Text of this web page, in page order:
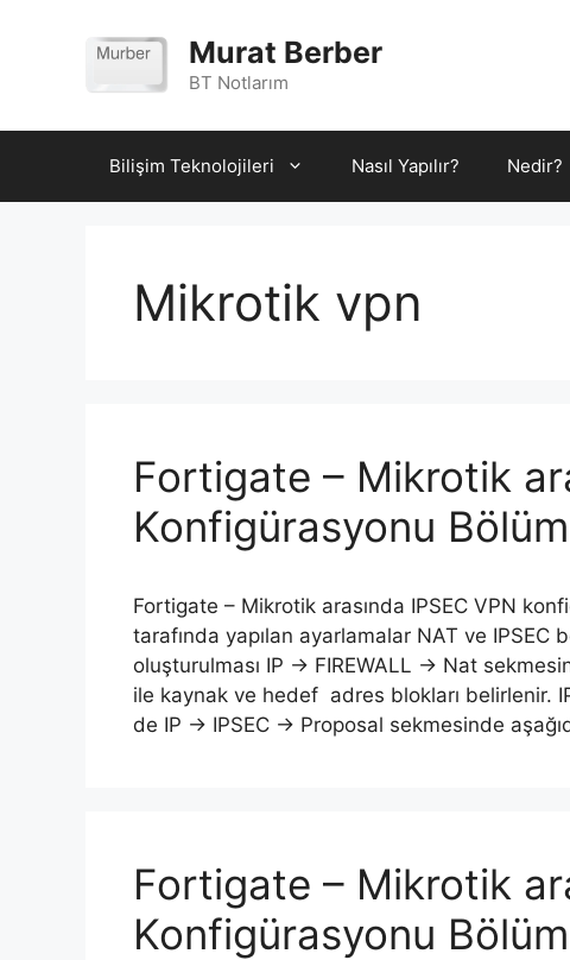
Murat Berber
BT Notlarım
Bilişim Teknolojileri Nasıl Yapılır? Nedir?
Mikrotik vpn
Fortigate – Mikrotik
Konfigürasyonu
Fortigate – Mikrotik arasında IPSEC VPN
tarafında yapılan ayarlamalar NAT ve
oluşturulması IP -> FIREWALL -> Nat
ile kaynak ve hedef adres blokları belirlenir.
de IP -> IPSEC -> Proposal sekmesinde
Fortigate – Mikrotik
Konfigürasyonu